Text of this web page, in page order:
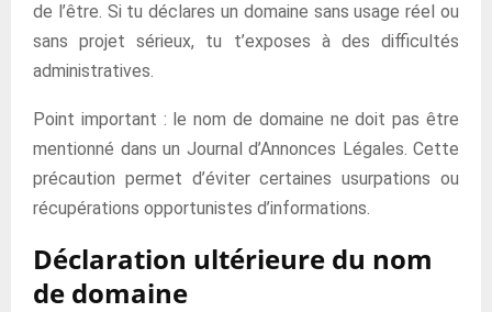
de l’être. Si tu déclares un domaine sans usage réel ou
sans projet sérieux, tu t’exposes à des difficultés
administratives.
Point important : le nom de domaine ne doit pas être
mentionné dans un Journal d’Annonces Légales. Cette
précaution permet d’éviter certaines usurpations ou
récupérations opportunistes d’informations.
Déclaration ultérieure du nom
de domaine